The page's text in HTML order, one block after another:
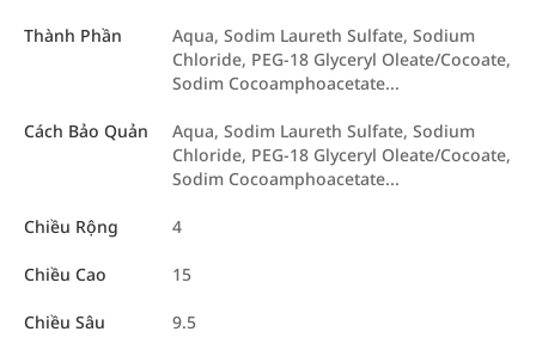
Thành Phần
Aqua, Sodim Laureth Sulfate, Sodium
Chloride, PEG-18 Glyceryl Oleate/Cocoate,
Sodim Cocoamphoacetate...
Cách Bảo Quản
Aqua, Sodim Laureth Sulfate, Sodium
Chloride, PEG-18 Glyceryl Oleate/Cocoate,
Sodim Cocoamphoacetate...
Chiều Rộng 4
Chiều Cao 15
Chiều Sâu 9.5